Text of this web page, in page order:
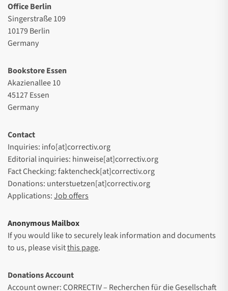
Office Berlin
Singerstraße 109
10179 Berlin
Germany
Bookstore Essen
Akazienallee 10
45127 Essen
Germany
Contact
Inquiries: info[at]correctiv.org
Editorial inquiries: hinweise[at]correctiv.org
Fact Checking: faktencheck[at]correctiv.org
Donations: unterstuetzen[at]correctiv.org
Applications:Job offers
Anonymous Mailbox
If you would like to securely leak information and documents
to us, please visitthis page.
Donations Account
Account owner: CORRECTIV – Recherchen für die Gesellschaft